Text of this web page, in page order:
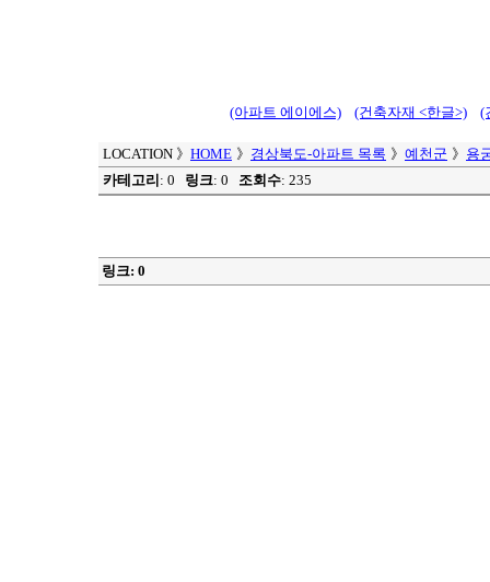
(아파트 에이에스) (건축자재 <한글>) (
LOCATION 》 HOME 》 경상북도-아파트 목록 》 예천군 》 용
카테고리 : 0 링크: 0 조회수: 235
링크: 0